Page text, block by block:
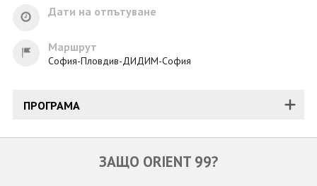
Дати на отпътуване
Маршрут
София-Пловдив-ДИДИМ-София
ПРОГРАМА
ЗАЩО ORIENT 99?